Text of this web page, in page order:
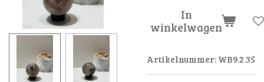
In
winkelwagen
Artikelnummer: WB9.2.35